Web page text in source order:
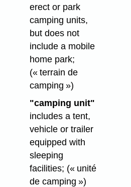
erect or park
camping units,
but does not
include a mobile
home park;
(« terrain de
camping »)
"camping unit"
includes a tent,
vehicle or trailer
equipped with
sleeping
facilities; (« unité
de camping »)